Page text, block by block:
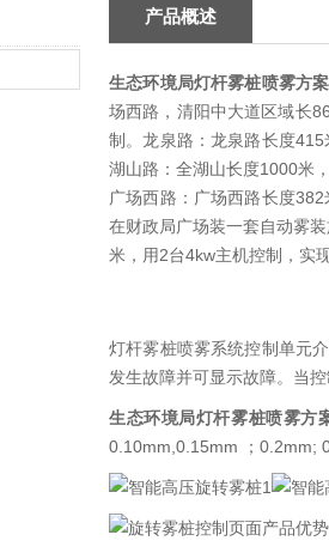
产品概述
生态环境局灯杆雾桩喷雾方案
场西路，清阳中大道区域长
制。龙泉路：龙泉路长度
湖山路：全湖山长度1000米
广场西路：广场西路长度
在财政局广场装一套自动雾
米，用2台4kw主机控制，实
灯杆雾桩喷雾系统控制单元
发生故障并可显示故障。当
生态环境局灯杆雾桩喷雾方
0.10mm,0.15mm ；0.2mm;